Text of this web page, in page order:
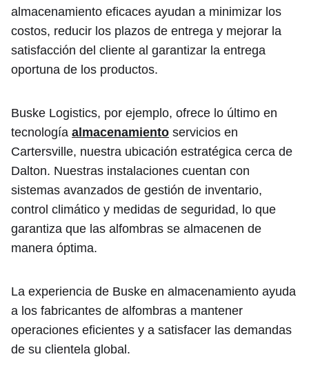
almacenamiento eficaces ayudan a minimizar los
costos, reducir los plazos de entrega y mejorar la
satisfacción del cliente al garantizar la entrega
oportuna de los productos.
Buske Logistics, por ejemplo, ofrece lo último en
tecnología almacenamiento servicios en
Cartersville, nuestra ubicación estratégica cerca de
Dalton. Nuestras instalaciones cuentan con
sistemas avanzados de gestión de inventario,
control climático y medidas de seguridad, lo que
garantiza que las alfombras se almacenen de
manera óptima.
La experiencia de Buske en almacenamiento ayuda
a los fabricantes de alfombras a mantener
operaciones eficientes y a satisfacer las demandas
de su clientela global.